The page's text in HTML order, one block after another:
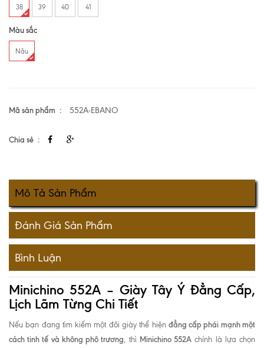
38 39 40 41
Màu sắc
Nâu
Mã sản phẩm 552A-EBANO
Chia sẻ
Mô Tả Sản Phẩm
Đánh Giá Sản Phẩm
Bình Luận
Minichino 552A – Giày Tây Ý Đẳng Cấp,
Lịch Lãm Từng Chi Tiết
Nếu bạn đang tìm kiếm một đôi giày thể hiện đẳng cấp phái mạnh một
cách tinh tế và không phô trương, thì Minichino 552A chính là lựa chọn